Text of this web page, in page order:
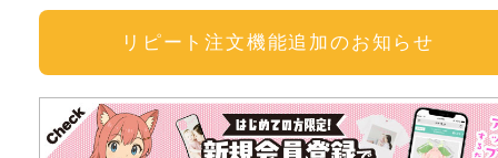
リピート注文機能追加のお知らせ